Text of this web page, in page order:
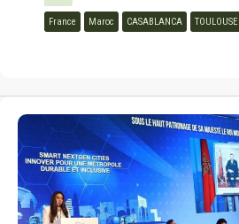
France Maroc CASABLANCA TOULOUSE